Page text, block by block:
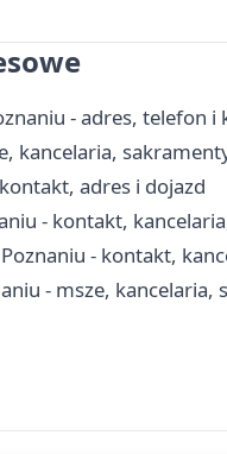
- adres, telefon i
kancelaria,
adres i dojazd
- kontakt,
- kontakt,
- msze, kancelaria,